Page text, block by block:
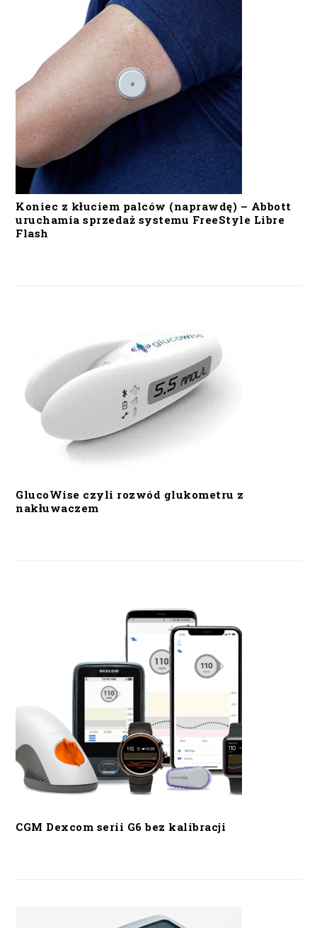
Koniec z kłuciem palców (naprawdę) – Abbott
uruchamia sprzedaż systemu FreeStyle Libre
Flash
GlucoWise czyli rozwód glukometru z
nakłuwaczem
CGM Dexcom serii G6 bez kalibracji